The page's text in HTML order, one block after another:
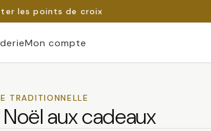
les points de croix
Mon compte
TRADITIONNELLE
Noël aux cadeaux